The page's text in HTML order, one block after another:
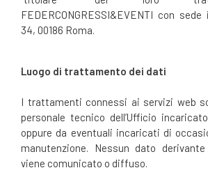
FEDERCONGRESSI&EVENTI con
34, 00186 Roma.
Luogo di trattamento dei dati
I trattamenti connessi ai servizi web
personale tecnico dell’Ufficio
oppure da eventuali incaricati di
manutenzione. Nessun dato
viene comunicato o diffuso.